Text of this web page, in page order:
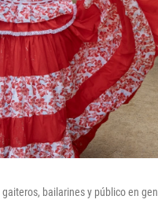
gaiteros, bailarines y público en